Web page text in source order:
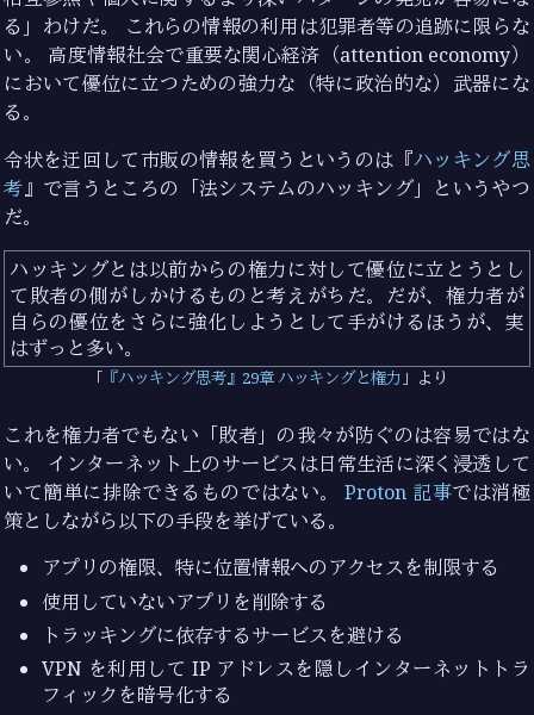
る」わけだ。 これらの情報の利用は犯罪者等の追跡に限らな
い。 高度情報社会で重要な関心経済（attention economy）
において優位に立つための強力な（特に政治的な）武器にな
る。
令状を迂回して市販の情報を買うというのは『ハッキング思
考』で言うところの「法システムのハッキング」というやつ
だ。
ハッキングとは以前からの権力に対して優位に立とうとし
て敗者の側がしかけるものと考えがちだ。だが、権力者が
自らの優位をさらに強化しようとして手がけるほうが、実
はずっと多い。
『ハッキング思考』29章 ハッキングと権力 より
これを権力者でもない「敗者」の我々が防ぐのは容易ではな
い。 インターネット上のサービスは日常生活に深く浸透して
いて簡単に排除できるものではない。Proton 記事では消極
策としながら以下の手段を挙げている。
アプリの権限、特に位置情報へのアクセスを制限する
使用していないアプリを削除する
トラッキングに依存するサービスを避ける
VPN を利用して IP アドレスを隠しインターネットトラ
フィックを暗号化する